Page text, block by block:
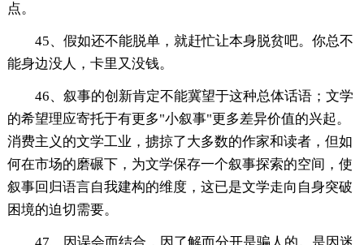
点。
45、假如还不能脱单，就赶忙让本身脱贫吧。你总不
能身边没人，卡里又没钱。
46、叙事的创新肯定不能冀望于这种总体话语；文学
的希望理应寄托于有更多"小叙事"更多差异价值的兴起。
消费主义的文学工业，掳掠了大多数的作家和读者，但如
何在市场的磨碾下，为文学保存一个叙事探索的空间，使
叙事回归语言自我建构的维度，这已是文学走向自身突破
困境的迫切需要。